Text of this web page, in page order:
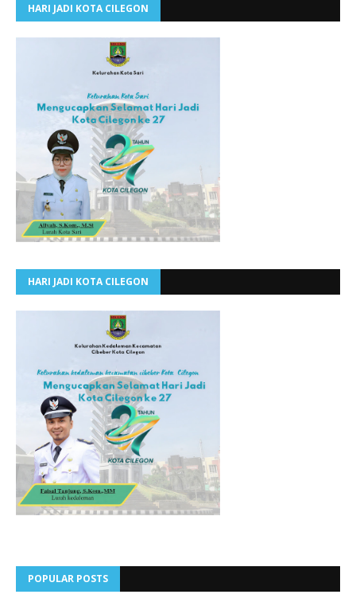
HARI JADI KOTA CILEGON
HARI JADI KOTA CILEGON
POPULAR POSTS